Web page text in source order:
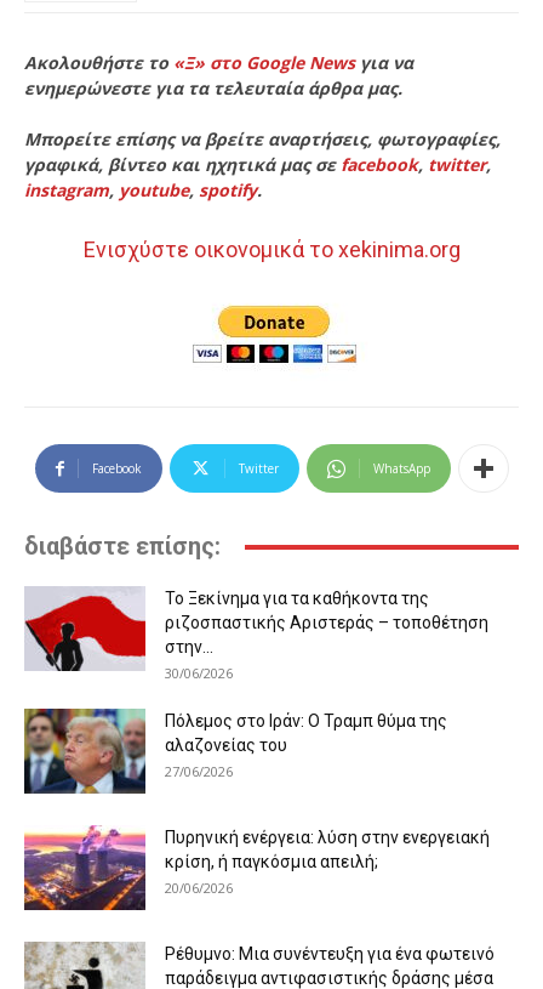
Ακολουθήστε το «Ξ» στο Google Newsγια να
ενημερώνεστε για τα τελευταία άρθρα μας.
Μπορείτε επίσης να βρείτε αναρτήσεις, φωτογραφίες,
γραφικά, βίντεο και ηχητικά μας σε facebook, twitter,
instagram, youtube, spotify.
Ενισχύστε οικονομικά το xekinima.org
Facebook Twitter WhatsApp
διαβάστε επίσης:
Το Ξεκίνημα για τα καθήκοντα της
ριζοσπαστικής Αριστεράς – τοποθέτηση
στην...
30/06/2026
Πόλεμος στο Ιράν: Ο Τραμπ θύμα της
αλαζονείας του
27/06/2026
Πυρηνική ενέργεια: λύση στην ενεργειακή
κρίση, ή παγκόσμια απειλή;
20/06/2026
Ρέθυμνο: Μια συνέντευξη για ένα φωτεινό
παράδειγμα αντιφασιστικής δράσης μέσα